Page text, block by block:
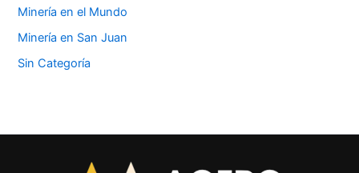
Minería en el Mundo
Minería en San Juan
Sin Categoría